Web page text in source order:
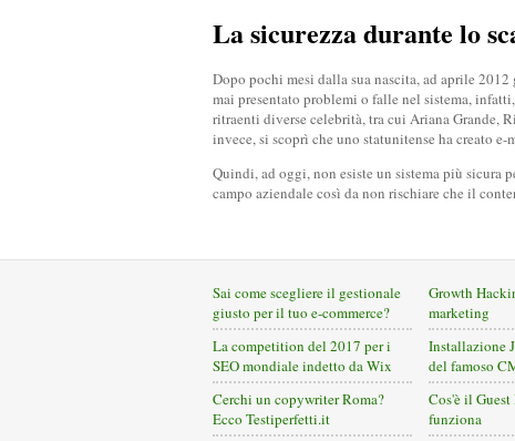
La sicurezza durante lo
Dopo pochi mesi dalla sua nascita, ad aprile
mai presentato problemi o falle nel sistema,
ritraenti diverse celebrità, tra cui Ariana Grande,
invece, si scoprì che uno statunitense ha creato
Quindi, ad oggi, non esiste un sistema più sicura
campo aziendale così da non rischiare che il
Sai come scegliere il gestionale
giusto per il tuo e-commerce?
La competition del 2017 per i
SEO mondiale indetto da Wix
Cerchi un copywriter Roma?
Ecco Testiperfetti.it
Growth
marketing
Installazione
del famoso
Cos'è il
funziona